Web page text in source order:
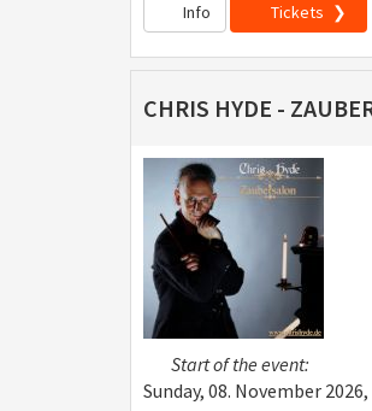
Info Tickets
Start of the event:
Sunday, 08. November 2026,